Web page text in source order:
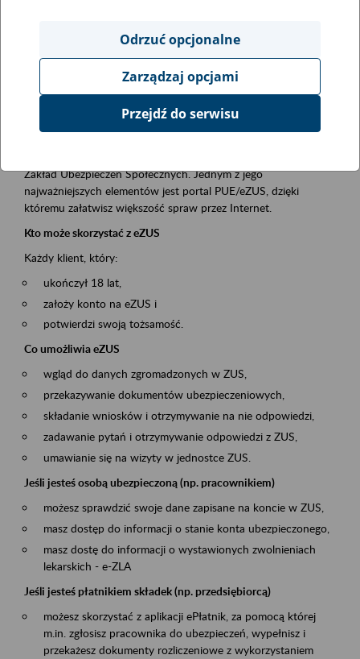
Obszar merytoryczny
obsługa klientów
Opis wydarzenia
Platforma Usług Elektronicznych ZUS eZUS
Zakład Ubezpieczeń Społecznych. Jednym z jego
najważniejszych elementów jest portal PUE/eZUS, dzięki
któremu załatwisz większość spraw przez Internet.
Kto może skorzystać z eZUS
Każdy klient, który:
ukończył 18 lat,
założy konto na eZUS i
potwierdzi swoją tożsamość.
Co umożliwia eZUS
wgląd do danych zgromadzonych w ZUS,
przekazywanie dokumentów ubezpieczeniowych,
składanie wniosków i otrzymywanie na nie odpowiedzi,
zadawanie pytań i otrzymywanie odpowiedzi z ZUS,
umawianie się na wizyty w jednostce ZUS.
Jeśli jesteś osobą ubezpieczoną (np. pracownikiem)
możesz sprawdzić swoje dane zapisane na koncie w ZUS,
masz dostęp do informacji o stanie konta ubezpieczonego,
masz dostę do informacji o wystawionych zwolnieniach
lekarskich - e-ZLA
Jeśli jesteś płatnikiem składek (np. przedsiębiorcą)
możesz skorzystać z aplikacji ePłatnik, za pomocą której
m.in. zgłosisz pracownika do ubezpieczeń, wypełnisz i
przekażesz dokumenty rozliczeniowe z wykorzystaniem
Odrzuć opcjonalne
Zarządzaj opcjami
Przejdź do serwisu